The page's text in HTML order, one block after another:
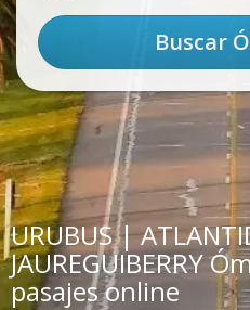
URUBUS |
JAUREGUIBERRY
pasajes online